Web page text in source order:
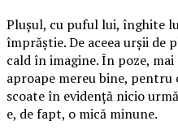
Plușul, cu puful lui, înghite
împrăștie. De aceea urșii de
cald în imagine. În poze,
aproape mereu bine,
scoate în evidență nicio
e, de fapt, o mică minune.